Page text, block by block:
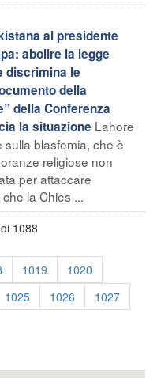
al presidente
abolire la legge
discrimina le
della
della Conferenza
la situazione Lahore
sulla blasfemia, che è
religiose non
per attaccare
la Chies ...
1088
1019
1020
1025 1026
1027